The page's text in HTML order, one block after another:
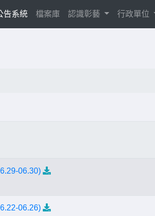
告系統 檔案庫 認識彰藝 行政單位
06.30)
06.26)